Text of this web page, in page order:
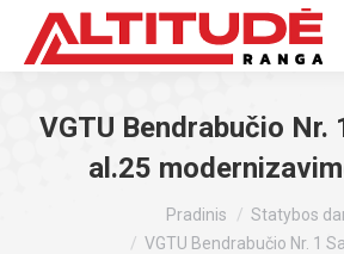
VGTU Bendrabučio Nr.
al.25
Pradinis
Statybos
VGTU Bendrabučio Nr. 1